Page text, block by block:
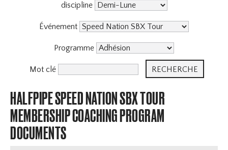
Événements & Compétitions
discipline
Événement
Programme
Mot clé
HALFPIPE SPEED NATION SBX TOUR
MEMBERSHIP COACHING PROGRAM
DOCUMENTS